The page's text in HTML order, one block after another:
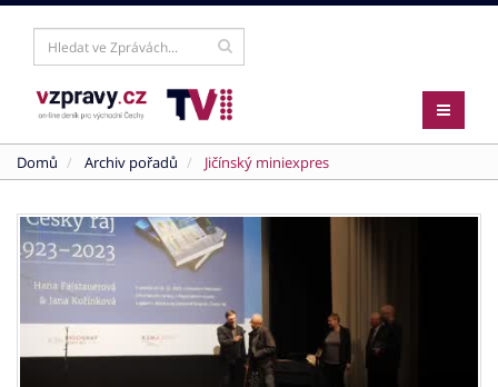
Domů Archiv pořadů Jičínský miniexpres